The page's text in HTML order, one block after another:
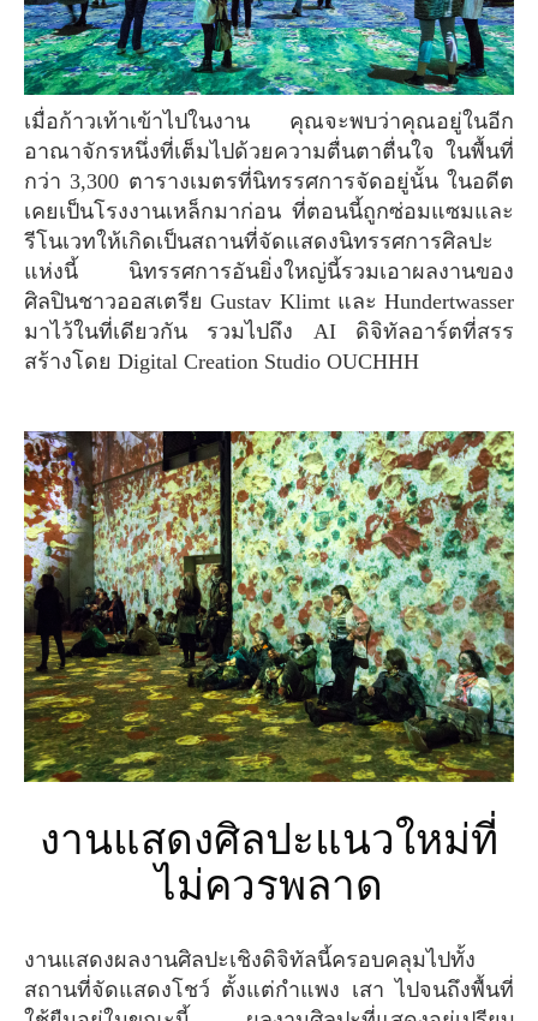
เมื่อก้าวเท้าเข้าไปในงาน คุณจะพบว่าคุณอยู่ในอีก
อาณาจักรหนึ่งที่เต็มไปด้วยความตื่นตาตื่นใจ ในพื้นที่
กว่า 3,300 ตารางเมตรที่นิทรรศการจัดอยู่นั้น ในอดีต
เคยเป็นโรงงานเหล็กมาก่อน ที่ตอนนี้ถูกซ่อมแซมและ
รีโนเวทให้เกิดเป็นสถานที่จัดแสดงนิทรรศการศิลปะ
แห่งนี้ นิทรรศการอันยิ่งใหญ่นี้รวมเอาผลงานของ
ศิลปินชาวออสเตรีย Gustav Klimt และ Hundertwasser
มาไว้ในที่เดียวกัน รวมไปถึง AI ดิจิทัลอาร์ตที่สรร
สร้างโดย Digital Creation Studio OUCHHH
งานแสดงศิลปะแนวใหม่ที่
ไม่ควรพลาด
งานแสดงผลงานศิลปะเชิงดิจิทัลนี้ครอบคลุมไปทั้ง
สถานที่จัดแสดงโชว์ ตั้งแต่กำแพง เสา ไปจนถึงพื้นที่